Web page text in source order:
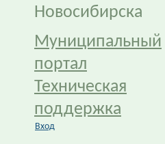
Новосибирска
Муниципальный
портал
Техническая
поддержка
Вход